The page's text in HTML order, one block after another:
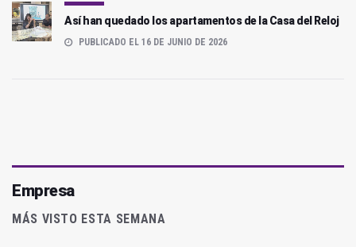
Así han quedado los apartamentos de la Casa del Reloj
PUBLICADO EL 16 DE JUNIO DE 2026
Empresa
MÁS VISTO ESTA SEMANA